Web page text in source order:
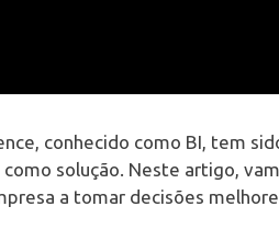
conhecido como BI, tem
solução. Neste artigo,
a tomar decisões